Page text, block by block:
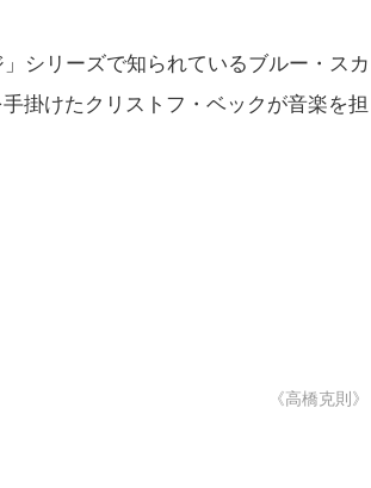
シリーズで知られているブルー・スカ
掛けたクリストフ・ベックが音楽を担
《高橋克則》